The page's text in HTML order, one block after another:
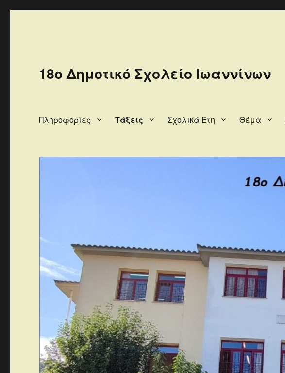
18ο Δημοτικό Σχολείο Ιωαννίνων
Πληροφορίες Τάξεις Σχολικά Έτη Θέμα